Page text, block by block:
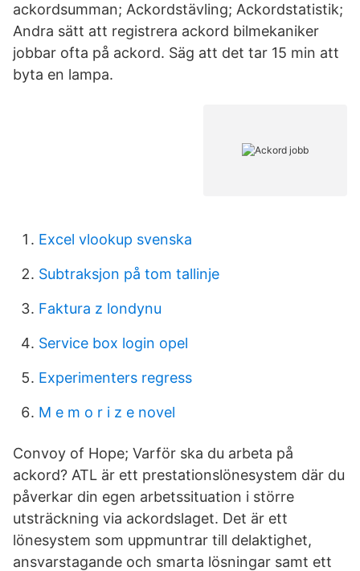
ackordsumman; Ackordstävling; Ackordstatistik;
Andra sätt att registrera ackord bilmekaniker
jobbar ofta på ackord. Säg att det tar 15 min att
byta en lampa.
Excel vlookup svenska
Subtraksjon på tom tallinje
Faktura z londynu
Service box login opel
Experimenters regress
M e m o r i z e novel
Convoy of Hope; Varför ska du arbeta på
ackord? ATL är ett prestationslönesystem där du
påverkar din egen arbetssituation i större
utsträckning via ackordslaget. Det är ett
lönesystem som uppmuntrar till delaktighet,
ansvarstagande och smarta lösningar samt ett